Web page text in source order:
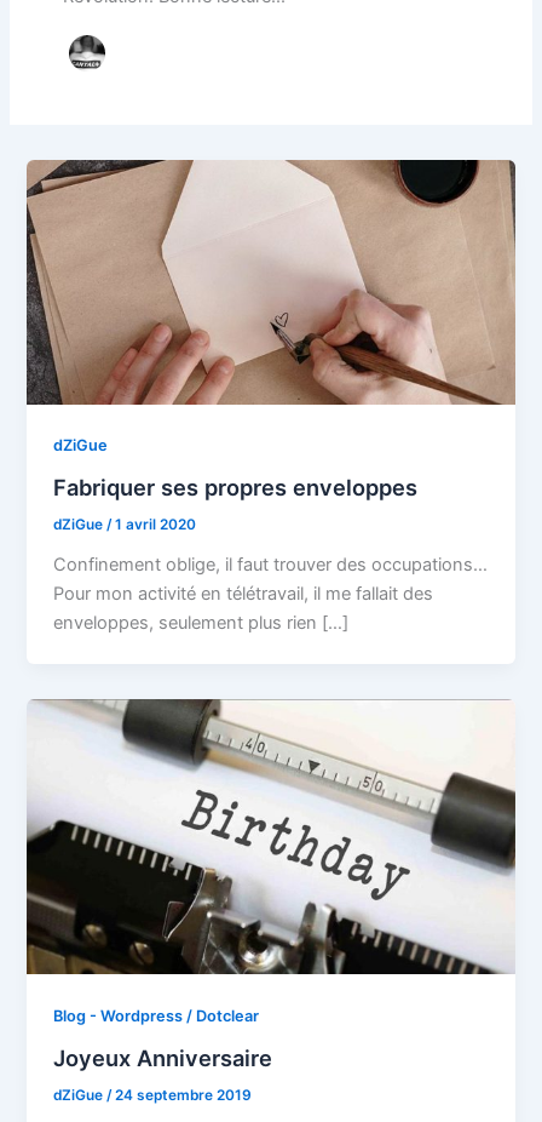
dZiGue
Fabriquer ses propres enveloppes
dZiGue/1 avril 2020
Confinement oblige, il faut trouver des occupations…
Pour mon activité en télétravail, il me fallait des
enveloppes, seulement plus rien […]
Blog - Wordpress / Dotclear
Joyeux Anniversaire
dZiGue /24 septembre 2019